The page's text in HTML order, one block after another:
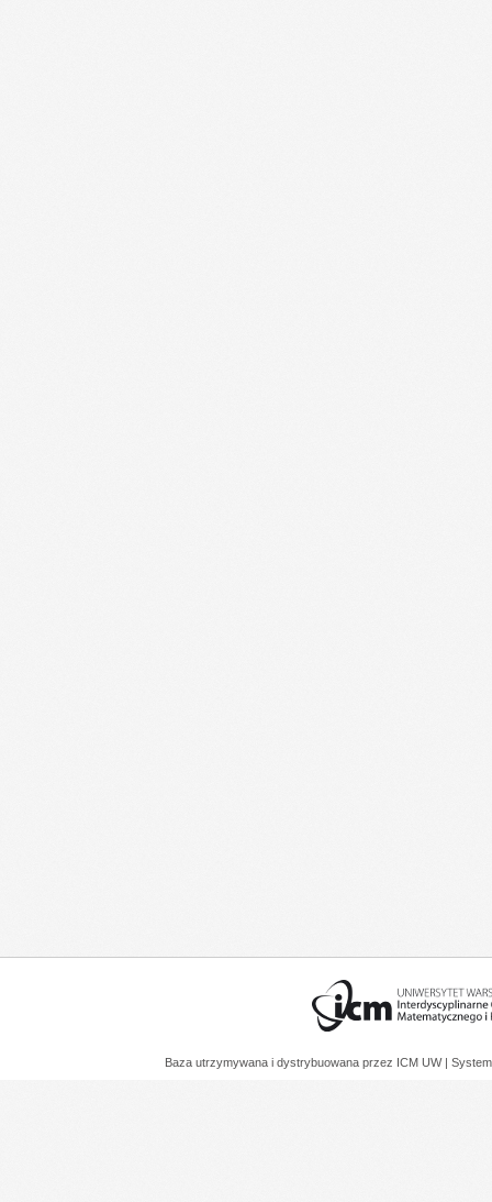
Baza utrzymywana i dystrybuowana przez ICM UW |